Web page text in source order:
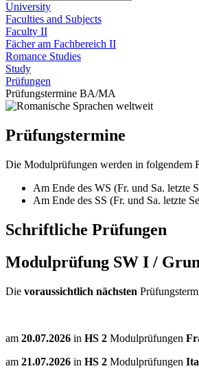
University
Faculties and Subjects
Faculty II
Fächer am Fachbereich II
Romance Studies
Study
Prüfungen
Prüfungstermine BA/MA
Prüfungstermine
Die Modulprüfungen werden in folgendem
Am Ende des WS (Fr. und Sa. letzte
Am Ende des SS (Fr. und Sa. letzte
Schriftliche Prüfungen
Modulprüfung SW I /
Die voraussichtlich nächsten
am 20.07.2026 in HS 2 Modulprüfungen
am 21.07.2026 in HS 2 Modulprüfungen